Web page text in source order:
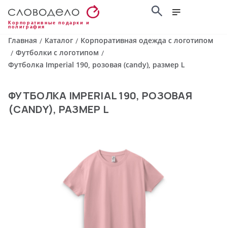
Корпоративные подарки и
полиграфия
Главная / Каталог / Корпоративная одежда с логотипом
/ Футболки с логотипом /
Футболка Imperial 190, розовая (candy), размер L
ФУТБОЛКА IMPERIAL 190, РОЗОВАЯ
(CANDY), РАЗМЕР L